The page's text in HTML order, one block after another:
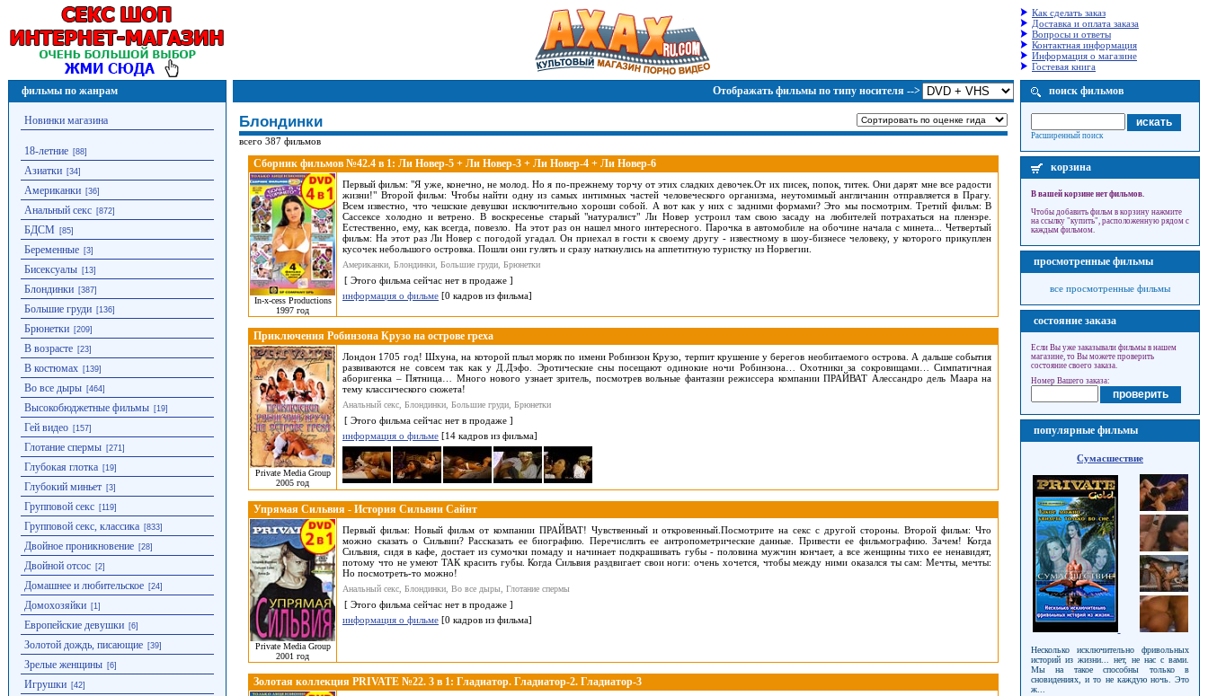
Как сделать заказ
Доставка и оплата заказа
Вопросы и ответы
Контактная информация
Информация о магазине
Гостевая книга
фильмы по жанрам
Новинки магазина
18-летние [88]
Азиатки [34]
Американки [36]
Анальный секс [872]
БДСМ [85]
Беременные [3]
Бисексуалы [13]
Блондинки [387]
Большие груди [136]
Брюнетки [209]
В возрасте [23]
В костюмах [139]
Во все дыры [464]
Высокобюджетные фильмы [19]
Гей видео [157]
Глотание спермы [271]
Глубокая глотка [19]
Глубокий миньет [3]
Групповой секс [119]
Групповой секс, классика [833]
Двойное проникновение [28]
Двойной отсос [2]
Домашнее и любительское [24]
Домохозяйки [1]
Европейские девушки [6]
Золотой дождь, писающие [39]
Зрелые женщины [6]
Игрушки [42]
Отображать фильмы по типу носителя -->
Блондинки
всего 387 фильмов
Сборник фильмов №42.4 в 1: Ли Новер-5 + Ли Новер-3 + Ли Новер-4 + Ли Новер-6
In-x-cess Productions
1997 год
Первый фильм: "Я уже, конечно, не молод. Но я по-прежнему торчу от этих сладких девочек.От их писек, попок, титек. Они дарят мне все радости
жизни!" Второй фильм: Чтобы найти одну из самых интимных частей человеческого организма, неутомимый англичанин отправляется в Прагу.
Всем известно, что чешские девушки исключительно хороши собой. А вот как у них с задними формами? Это мы посмотрим. Третий фильм: В
Сассексе холодно и ветрено. В воскресенье старый "натуралист" Ли Новер устроил там свою засаду на любителей потрахаться на пленэре.
Естественно, ему, как всегда, повезло. На этот раз он нашел много интересного. Парочка в автомобиле на обочине начала с минета... Четвертый
фильм: На этот раз Ли Новер с погодой угадал. Он приехал в гости к своему другу - известному в шоу-бизнесе человеку, у которого прикуплен
кусочек небольшого островка. Пошли они гулять и сразу наткнулись на аппетитную туристку из Норвегии.
Американки, Блондинки, Большие груди, Брюнетки
[ Этого фильма сейчас нет в продаже ]
информация о фильме [0 кадров из фильма]
Приключения Робинзона Крузо на острове греха
Private Media Group
2005 год
Лондон 1705 год! Шхуна, на которой плыл моряк по имени Робинзон Крузо, терпит крушение у берегов необитаемого острова. А дальше события
развиваются не совсем так как у Д.Дэфо. Эротические сны посещают одинокие ночи Робинзона… Охотники за сокровищами… Симпатичная
аборигенка – Пятница… Много нового узнает зритель, посмотрев вольные фантазии режиссера компании ПРАЙВАТ Алессандро дель Маара на
тему классического сюжета!
Анальный секс, Блондинки, Большие груди, Брюнетки
[ Этого фильма сейчас нет в продаже ]
информация о фильме [14 кадров из фильма]
Упрямая Сильвия - История Сильвии Сайнт
Private Media Group
2001 год
Первый фильм: Новый фильм от компании ПРАЙВАТ! Чувственный и откровенный.Посмотрите на секс с другой стороны. Второй фильм: Что
можно сказать о Сильвии? Рассказать ее биографию. Перечислить ее антропометрические данные. Привести ее фильмографию. Зачем! Когда
Сильвия, сидя в кафе, достает из сумочки помаду и начинает подкрашивать губы - половина мужчин кончает, а все женщины тихо ее ненавидят,
потому что не умеют ТАК красить губы. Когда Сильвия раздвигает свои ноги: очень хочется, чтобы между ними оказался ты сам: Мечты, мечты:
Но посмотреть-то можно!
Анальный секс, Блондинки, Во все дыры, Глотание спермы
[ Этого фильма сейчас нет в продаже ]
информация о фильме [0 кадров из фильма]
Золотая коллекция PRIVATE №22. 3 в 1: Гладиатор. Гладиатор-2. Гладиатор-3
поиск фильмов
Расширенный поиск
корзина
В вашей корзине нет фильмов.
Чтобы добавить фильм в корзину нажмите
на ссылку "купить", расположенную рядом с
каждым фильмом.
просмотренные фильмы
все просмотренные фильмы
состояние заказа
Если Вы уже заказывали фильмы в нашем
магазине, то Вы можете проверить
состояние своего заказа.
Номер Вашего заказа:
популярные фильмы
Сумасшествие
Несколько исключительно фривольных
историй из жизни... нет, не нас с вами.
Мы на такое способны только в
сновидениях, и то не каждую ночь. Это
ж...